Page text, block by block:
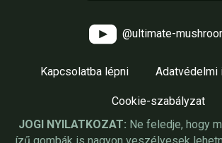
@ultimate-
Kapcsolatba lépni Adatvédelmi
Cookie-szabályzat
JOGI NYILATKOZAT: Ne feledje, hogy